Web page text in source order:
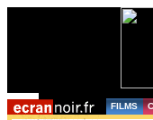
FILMS